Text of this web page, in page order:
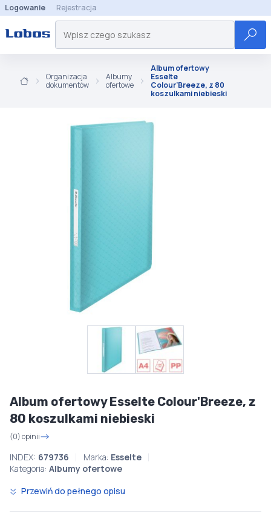
Logowanie Rejestracja
Organizacja
dokumentów
Albumy
ofertowe
Album ofertowy
Esselte
Colour'Breeze, z 80
koszulkami niebieski
Album ofertowy Esselte Colour'Breeze, z
80 koszulkami niebieski
(0) opinii
INDEX: 679736 Marka: Esselte
Kategoria: Albumy ofertowe
Przewiń do pełnego opisu